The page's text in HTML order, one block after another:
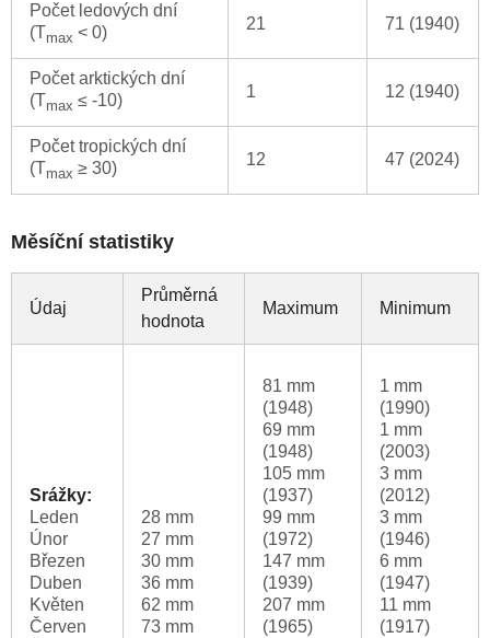
Počet ledových dní
(Tmax < 0) 21 71 (1940)
Počet arktických dní
(Tmax ≤ -10) 1 12 (1940)
Počet tropických dní
(Tmax ≥ 30) 12 47 (2024)
Měsíční statistiky
Údaj
Průměrná
hodnota
Maximum Minimum
Srážky:
Leden
Únor
Březen
Duben
Květen
Červen
28 mm
27 mm
30 mm
36 mm
62 mm
73 mm
81 mm
(1948)
69 mm
(1948)
105 mm
(1937)
99 mm
(1972)
147 mm
(1939)
207 mm
(1965)
1 mm
(1990)
1 mm
(2003)
3 mm
(2012)
3 mm
(1946)
6 mm
(1947)
11 mm
(1917)